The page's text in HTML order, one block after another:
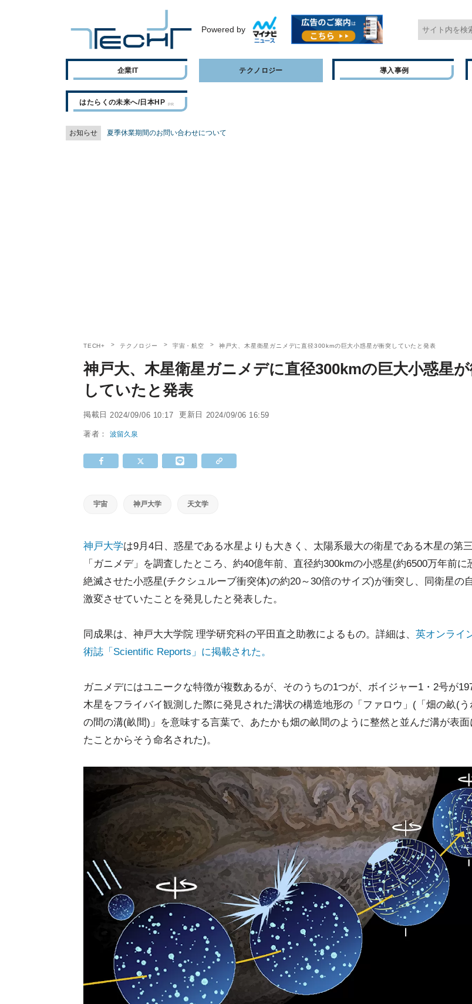
Powered by
企業IT テクノロジー 導入事例
はたらくの未来へ/日本HP
お知らせ 夏季休業期間のお問い合わせについて
TECH+ テクノロジー 宇宙・航空 神戸大、木星衛星ガニメデに直径300kmの巨大小惑星が衝突していたと発表
神戸大、木星衛星ガニメデに直径300kmの巨大小惑星
していたと発表
掲載日 2024/09/06 10:17 更新日 2024/09/06 16:59
著者：波留久泉
宇宙 神戸大学 天文学
神戸大学は9月4日、惑星である水星よりも大きく、太陽系最大の衛星である木星の第
「ガニメデ」を調査したところ、約40億年前、直径約300kmの小惑星(約6500万年前に
絶滅させた小惑星(チクシュルーブ衝突体)の約20～30倍のサイズ)が衝突し、同衛星の
激変させていたことを発見したと発表した。
同成果は、神戸大大学院 理学研究科の平田直之助教によるもの。詳細は、 英オンライ
術誌「Scientific Reports」に掲載された。
ガニメデにはユニークな特徴が複数あるが、そのうちの1つが、ボイジャー1・2号が
木星をフライバイ観測した際に発見された溝状の構造地形の「ファロウ」(「畑の畝(う
の間の溝(畝間)」を意味する言葉で、あたかも畑の畝間のように整然と並んだ溝が表面
たことからそう命名された)。